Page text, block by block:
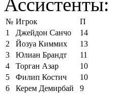
№ Игрок
П
1
Джейдон Санчо
14
2
Йозуа Киммих
13
3
Юлиан Брандт
11
4
Торган Азар
10
5
Филип Костич
10
6
Керем Демирбай
9